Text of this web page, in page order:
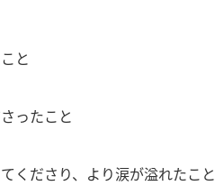
と
ったこと
くださり、より涙が溢れたこと